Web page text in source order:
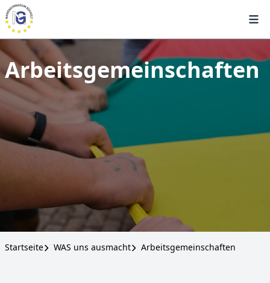
Arbeitsgemeinschaften
Startseite WAS uns ausmacht Arbeitsgemeinschaften